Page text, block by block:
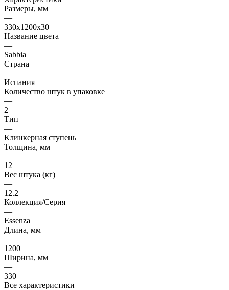
Размеры, мм
—
330x1200x30
Название цвета
—
Sabbia
Страна
—
Испания
Количество штук в упаковке
—
2
Тип
—
Клинкерная ступень
Толщина, мм
—
12
Вес штука (кг)
—
12.2
Коллекция/Серия
—
Essenza
Длина, мм
—
1200
Ширина, мм
—
330
Все характеристики